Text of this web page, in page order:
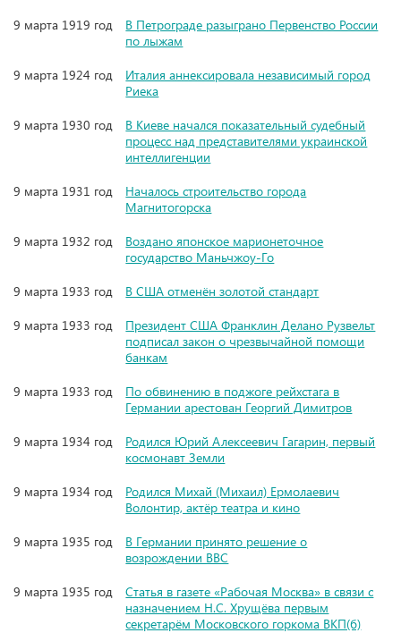
9 марта 1919 год
В Петрограде разыграно Первенство России
по лыжам
9 марта 1924 год
Италия аннексировала независимый город
Риека
9 марта 1930 год
В Киеве начался показательный судебный
процесс над представителями украинской
интеллигенции
9 марта 1931 год
Началось строительство города
Магнитогорска
9 марта 1932 год
Воздано японское марионеточное
государство Маньчжоу-Го
9 марта 1933 год
В США отменён золотой стандарт
9 марта 1933 год
Президент США Франклин Делано Рузвельт
подписал закон о чрезвычайной помощи
банкам
9 марта 1933 год
По обвинению в поджоге рейхстага в
Германии арестован Георгий Димитров
9 марта 1934 год
Родился Юрий Алексеевич Гагарин, первый
космонавт Земли
9 марта 1934 год
Родился Михай (Михаил) Ермолаевич
Волонтир, актёр театра и кино
9 марта 1935 год
В Германии принято решение о
возрождении ВВС
9 марта 1935 год
Статья в газете «Рабочая Москва» в связи с
назначением Н.С. Хрущёва первым
секретарём Московского горкома ВКП(б)